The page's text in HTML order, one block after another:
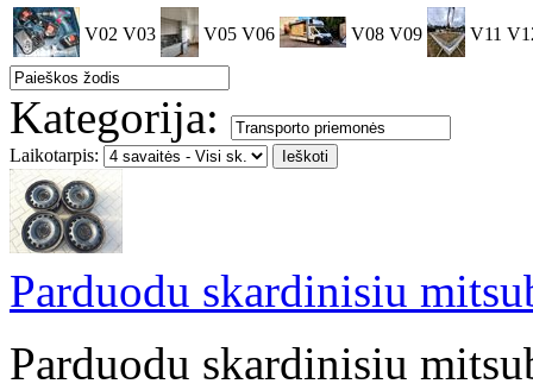
V02 V03 V05 V06 V08 V09 V11
Kategorija:
Laikotarpis:
Parduodu skardinisiu
Parduodu skardinisiu